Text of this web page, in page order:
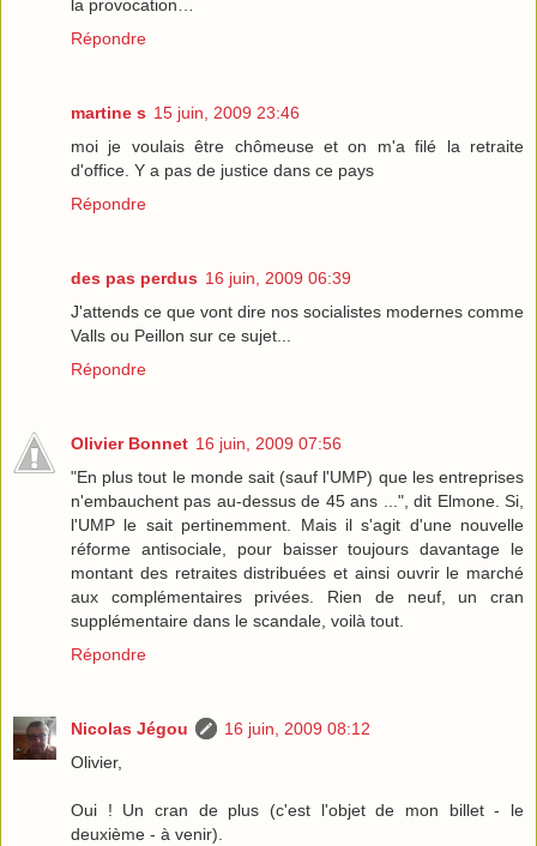
la provocation…
Répondre
martine s 15 juin, 2009 23:46
moi je voulais être chômeuse et on m'a filé la retraite
d'office. Y a pas de justice dans ce pays
Répondre
des pas perdus 16 juin, 2009 06:39
J'attends ce que vont dire nos socialistes modernes comme
Valls ou Peillon sur ce sujet...
Répondre
Olivier Bonnet 16 juin, 2009 07:56
"En plus tout le monde sait (sauf l'UMP) que les entreprises
n'embauchent pas au-dessus de 45 ans ...", dit Elmone. Si,
l'UMP le sait pertinemment. Mais il s'agit d'une nouvelle
réforme antisociale, pour baisser toujours davantage le
montant des retraites distribuées et ainsi ouvrir le marché
aux complémentaires privées. Rien de neuf, un cran
supplémentaire dans le scandale, voilà tout.
Répondre
Nicolas Jégou
16 juin, 2009 08:12
Olivier,
Oui ! Un cran de plus (c'est l'objet de mon billet - le
deuxième - à venir).